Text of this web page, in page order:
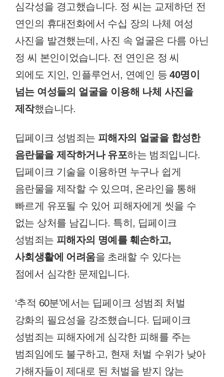
심각성을 경고했습니다. 정 씨는 교제하던 전
연인의 휴대전화에서 수십 장의 나체 여성
사진을 발견했는데, 사진 속 얼굴은 다름 아닌
정 씨 본인이었습니다. 전 연인은 정 씨
외에도 지인, 인플루언서, 연예인 등40명이
넘는 여성들의 얼굴을 이용해 나체 사진을
제작했습니다.
딥페이크 성범죄는 피해자의 얼굴을 합성한
음란물을 제작하거나 유포하는 범죄입니다.
딥페이크 기술을 이용하면 누구나 쉽게
음란물을 제작할 수 있으며, 온라인을 통해
빠르게 유포될 수 있어 피해자에게 씻을 수
없는 상처를 남깁니다. 특히, 딥페이크
성범죄는 피해자의 명예를 훼손하고,
사회생활에 어려움을 초래할 수 있다는
점에서 심각한 문제입니다.
‘추적 60분’에서는 딥페이크 성범죄 처벌
강화의 필요성을 강조했습니다. 딥페이크
성범죄는 피해자에게 심각한 피해를 주는
범죄임에도 불구하고, 현재 처벌 수위가 낮아
가해자들이 제대로 된 처벌을 받지 않는